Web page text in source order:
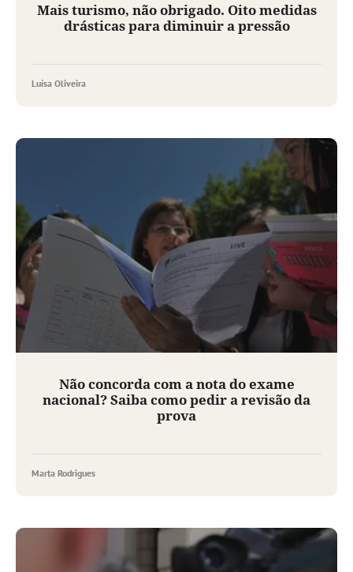
Mais turismo, não obrigado. Oito medidas
drásticas para diminuir a pressão
Luísa Oliveira
Não concorda com a nota do exame
nacional? Saiba como pedir a revisão da
prova
Marta Rodrigues